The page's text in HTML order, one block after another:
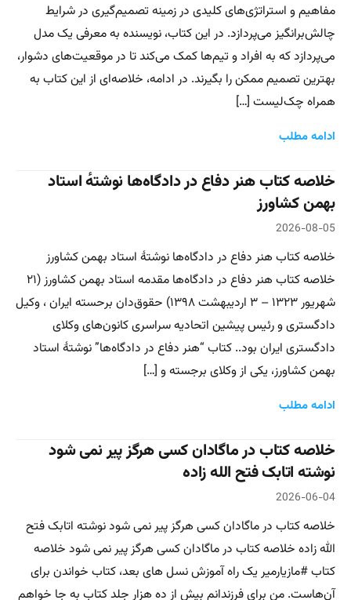
مفاهیم و استراتژی‌های کلیدی در زمینه تصمیم‌گیری در شرایط
چالش‌برانگیز می‌پردازد. در این کتاب، نویسنده به معرفی یک مدل
می‌پردازد که به افراد و تیم‌ها کمک می‌کند تا در موقعیت‌های دشوار،
بهترین تصمیم ممکن را بگیرند. در ادامه، خلاصه‌ای از این کتاب به
همراه چک‌لیست […]
ادامه مطلب
خلاصه کتاب هنر دفاع در دادگاه‌ها نوشتهٔ استاد
بهمن کشاورز
2026-08-05
خلاصه کتاب هنر دفاع در دادگاه‌ها نوشتهٔ استاد بهمن کشاورز
خلاصه کتاب هنر دفاع در دادگاه‌ها مقدمه استاد بهمن کشاورز (۲۱
شهریور ۱۳۲۳ – ۳ اردیبهشت ۱۳۹۸) حقوق‌دان برحسته ایران ، وکیل
دادگستری و رئیس پیشین اتحادیه سراسری کانون‌های وکلای
دادگستری ایران بود.. کتاب “هنر دفاع در دادگاه‌ها” نوشتهٔ استاد
بهمن کشاورز، یکی از وکلای برجسته و […]
ادامه مطلب
خلاصه کتاب در ماگادان کسی هرگز پیر نمی شود
نوشته اتابک فتح الله زاده
2026-06-04
خلاصه کتاب در ماگادان کسی هرگز پیر نمی شود نوشته اتابک فتح
الله زاده خلاصه کتاب در ماگادان کسی هرگز پیر نمی شود خلاصه
کتاب #مازیارمیر یک راه آموزش نسل های بعد، کتاب خواندن برای
آن‌هاست. من برای فرزندانم بیش از ده هزار جلد کتاب به جا خواهم